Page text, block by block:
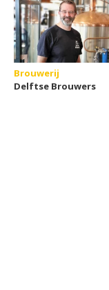
Brouwerij
Delftse Brouwers